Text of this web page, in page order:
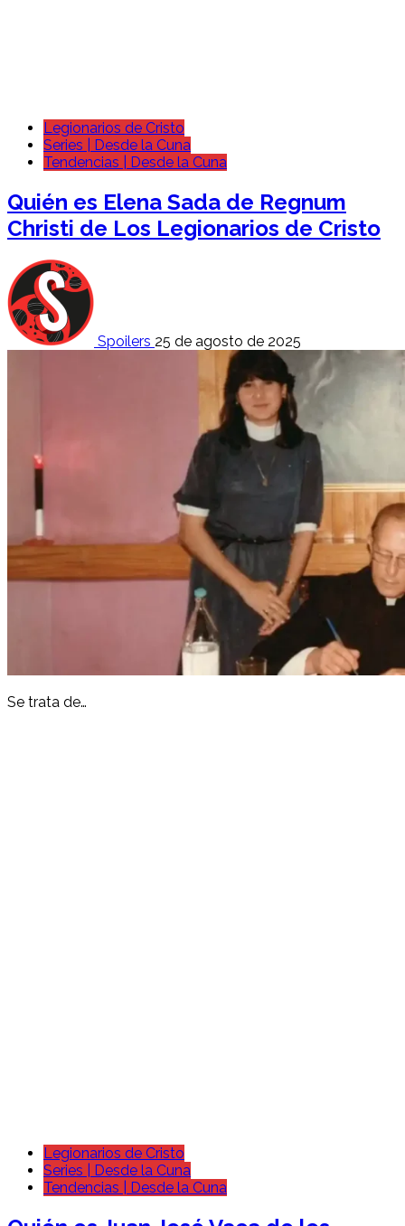
Legionarios de Cristo
Series | Desde la Cuna
Tendencias | Desde la Cuna
Quién es Elena Sada de Regnum
Christi de Los Legionarios de Cristo
Spoilers 25 de agosto de 2025
Se trata de…
Legionarios de Cristo
Series | Desde la Cuna
Tendencias | Desde la Cuna